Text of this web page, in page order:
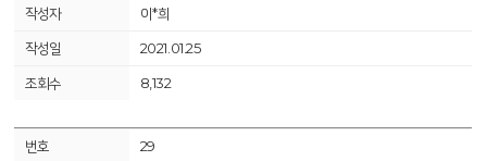
이*희
2021.01.25
8,132
29